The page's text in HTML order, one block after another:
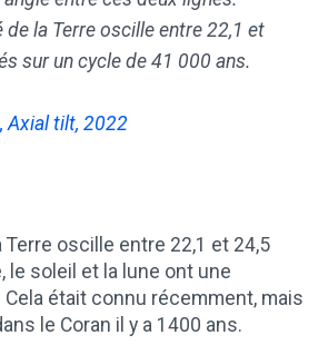
de la Terre oscille entre 22,1 et
sur un cycle de 41 000 ans.
Axial tilt, 2022
Terre oscille entre 22,1 et 24,5
le soleil et la lune ont une
était connu récemment, mais
le Coran il y a 1400 ans.